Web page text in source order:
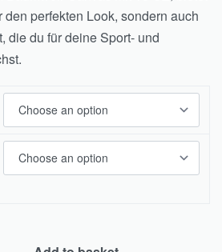
perfekten Look, sondern auch
die du für deine Sport- und